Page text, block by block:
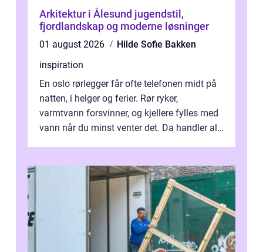
Arkitektur i Ålesund jugendstil,
fjordlandskap og moderne løsninger
01 august 2026
Hilde Sofie Bakken
inspiration
En oslo rørlegger får ofte telefonen midt på
natten, i helger og ferier. Rør ryker,
varmtvann forsvinner, og kjellere fylles med
vann når du minst venter det. Da handler alt